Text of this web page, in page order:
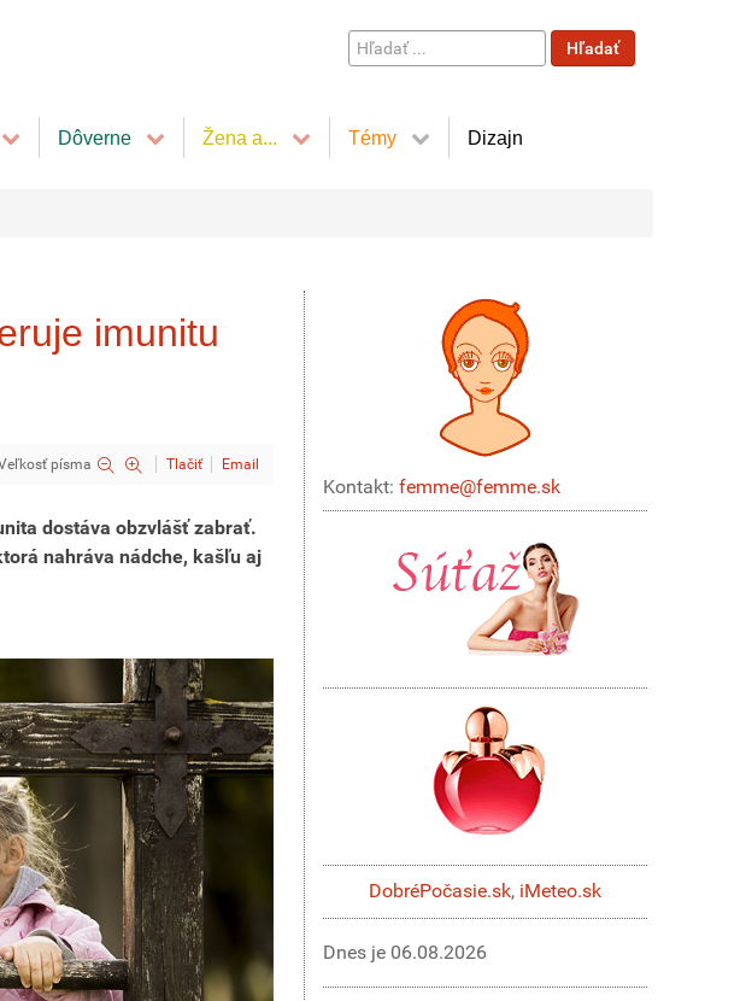
Hľadať
...
Hľadať
Dôverne Žena a... Témy Dizajn
imunitu
písma Tlačiť Email
dostáva obzvlášť zabrať.
nahráva nádche, kašľu aj
Kontakt: femme@femme.sk
DobréPočasie.sk, iMeteo.sk
Dnes je 06.08.2026